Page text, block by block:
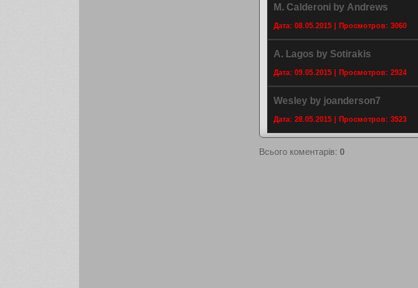
M. Calderoni by Andrews
Дата: 08.05.2015 | Просмотров: 3060
A. Lagos by Sotirakis
Дата: 09.05.2015 | Просмотров: 2924
Wesley by joanderson7
Дата: 28.05.2015 | Просмотров: 3523
Всього коментарів: 0